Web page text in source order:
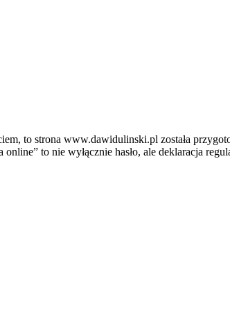
to strona www.dawidulinski.pl została
to nie wyłącznie hasło, ale deklaracja